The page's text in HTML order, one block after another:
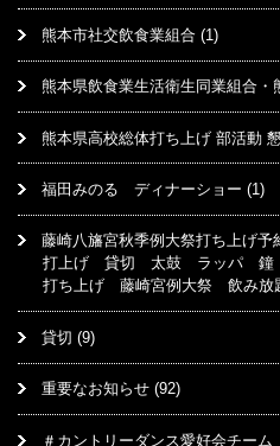
熊本市社交飲食業組合 (1)
熊本県飲食業生活衛生同業組合
熊本県高校総体打ち上げ 部活動
福田みのる ディナーショー (1)
藤崎八旛宮秋季例大祭打ち上げ
打上げ 貸切 太鼓 ラッパ 鐘
打ち上げ 藤崎宮例大祭 飲み放
貸切 (9)
重要なお知らせ (92)
＃カントリーダンス愛好会チー